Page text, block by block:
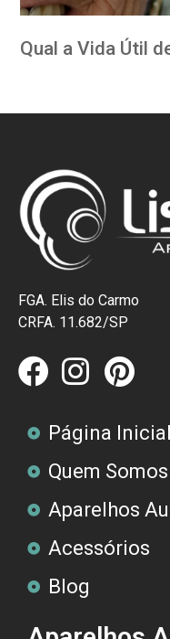
Qual a Vida Útil
FGA. Elis do Carmo
CRFA. 11.682/SP
Página Inicial
Quem Somos
Aparelhos
Acessórios
Blog